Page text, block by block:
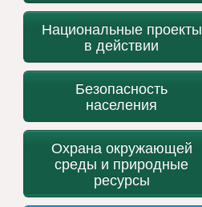
Национальные проекты
в действии
Безопасность
населения
Охрана окружающей
среды и природные
ресурсы